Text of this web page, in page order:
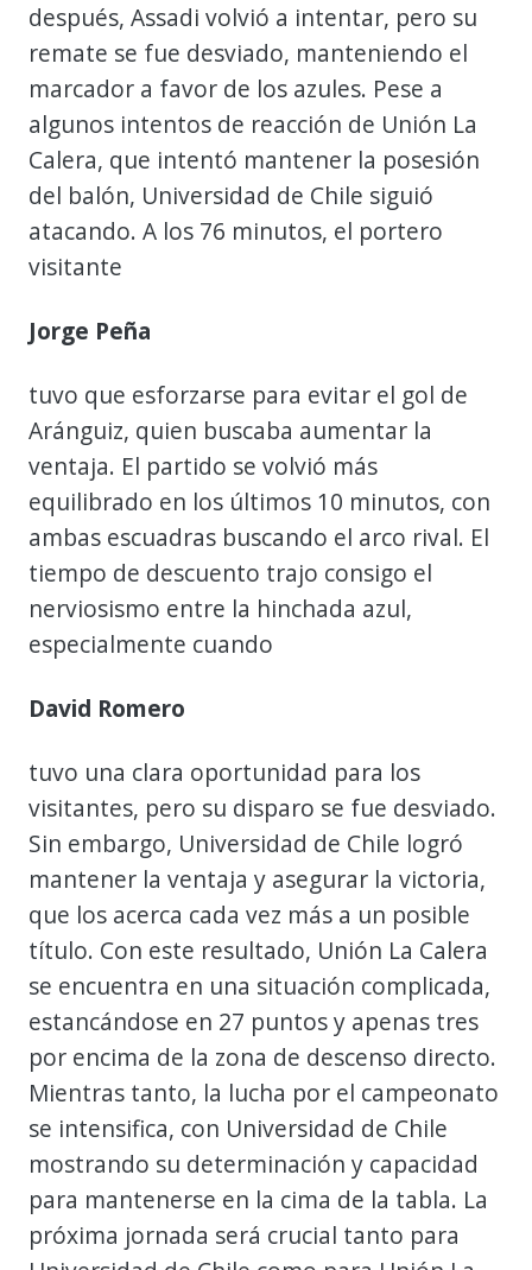
después, Assadi volvió a intentar, pero su
remate se fue desviado, manteniendo el
marcador a favor de los azules. Pese a
algunos intentos de reacción de Unión La
Calera, que intentó mantener la posesión
del balón, Universidad de Chile siguió
atacando. A los 76 minutos, el portero
visitante
Jorge Peña
tuvo que esforzarse para evitar el gol de
Aránguiz, quien buscaba aumentar la
ventaja. El partido se volvió más
equilibrado en los últimos 10 minutos, con
ambas escuadras buscando el arco rival. El
tiempo de descuento trajo consigo el
nerviosismo entre la hinchada azul,
especialmente cuando
David Romero
tuvo una clara oportunidad para los
visitantes, pero su disparo se fue desviado.
Sin embargo, Universidad de Chile logró
mantener la ventaja y asegurar la victoria,
que los acerca cada vez más a un posible
título. Con este resultado, Unión La Calera
se encuentra en una situación complicada,
estancándose en 27 puntos y apenas tres
por encima de la zona de descenso directo.
Mientras tanto, la lucha por el campeonato
se intensifica, con Universidad de Chile
mostrando su determinación y capacidad
para mantenerse en la cima de la tabla. La
próxima jornada será crucial tanto para